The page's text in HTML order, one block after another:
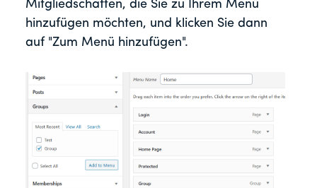
Mitgliedschaften, die Sie zu Ihrem Menü
hinzufügen möchten, und klicken Sie dann
auf "Zum Menü hinzufügen".